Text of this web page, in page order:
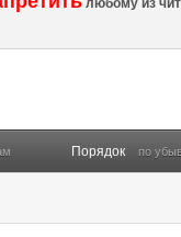
любому из
Порядок по